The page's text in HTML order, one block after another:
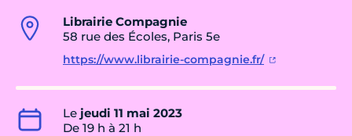
Librairie Compagnie
58 rue des Écoles, Paris 5e
https://www.librairie-compagnie.fr/
Le jeudi 11 mai 2023
De 19 h à 21 h